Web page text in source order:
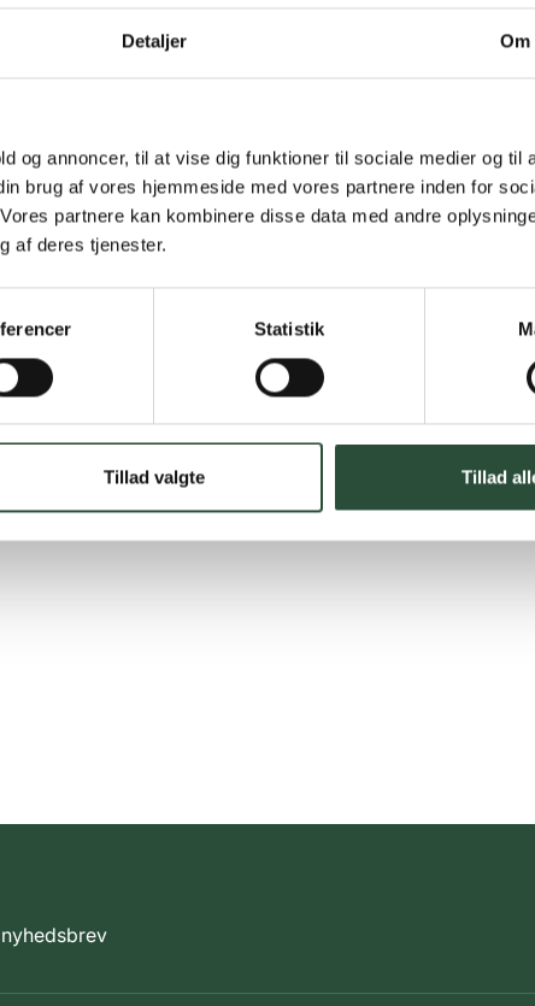
Detaljer Om
og annoncer, til at vise dig funktioner til sociale medier og til
brug af vores hjemmeside med vores partnere inden for
partnere kan kombinere disse data med andre
af deres tjenester.
Statistik
Tillad valgte Tillad
Faste lave priser*
Stort udvalg af
Vi tilbyder et stort udvalg af
spændende produkter – altid til fast
Læs mere om Uglecare.dk her